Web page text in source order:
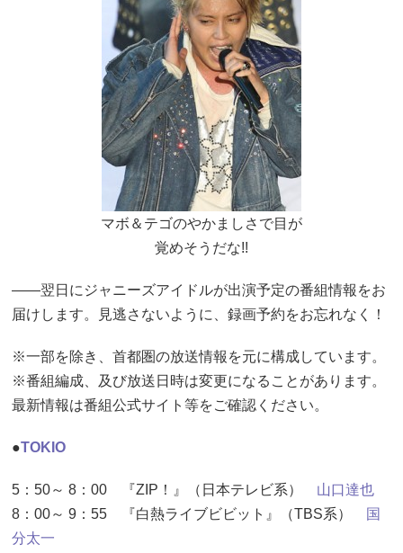
マボ＆テゴのやかましさで目が
覚めそうだな!!
――翌日にジャニーズアイドルが出演予定の番組情報をお
届けします。見逃さないように、録画予約をお忘れなく！
※一部を除き、首都圏の放送情報を元に構成しています。
※番組編成、及び放送日時は変更になることがあります。
最新情報は番組公式サイト等をご確認ください。
●TOKIO
5：50～ 8：00 『ZIP！』（日本テレビ系） 山口達也
8：00～ 9：55 『白熱ライブビビット』（TBS系）
国
分太一